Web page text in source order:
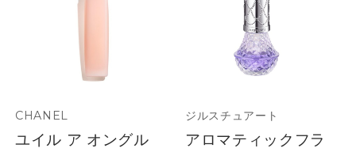
CHANEL
ユイル ア オングル
ジルスチュアート
アロマティックフラ